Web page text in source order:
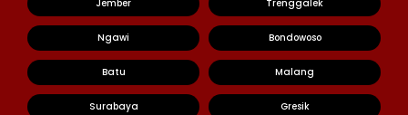
Jember Trenggalek
Ngawi Bondowoso
Batu Malang
Surabaya Gresik